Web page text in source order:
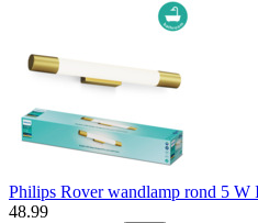
Philips Rover wandlamp rond 5 W
48.99